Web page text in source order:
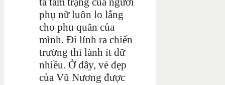
phụ nữ luôn lo lắng
cho phu quân của
mình. Đi lính ra chiến
trường thì lành ít dữ
nhiều. Ở đây, vẻ đẹp
của Vũ Nương được